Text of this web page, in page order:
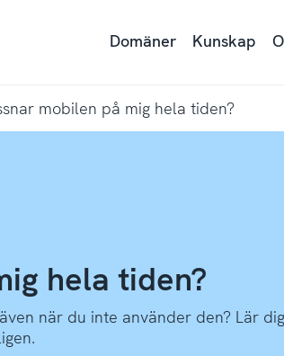
Domäner Kunskap
mobilen på mig hela tiden?
hela tiden?
när du inte använder den? Lär